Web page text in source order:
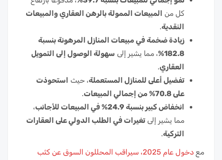
كل من المبيعات الممولة بالرهن العقاري والمبيعات
النقدية.
زيادة ضخمة في مبيعات المنازل المرهونة بنسبة
182.8%
، مما يشير إلى سهولة الوصول إلى التمويل
العقاري.
تفضيل أعلى للمنازل المستعملة، حيث استحوذت
على 70.8% من إجمالي المبيعات
.
انخفاض كبير بنسبة 24.9% في المبيعات للأجانب
،
مما يشير إلى تغيرات في الطلب الدولي على العقارات
التركية.
مع دخول عام 2025، سيراقب المحللون السوق عن كثب